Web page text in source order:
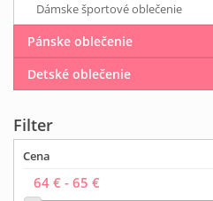
Dámske športové oblečenie
Pánske oblečenie
Detské oblečenie
Filter
Cena